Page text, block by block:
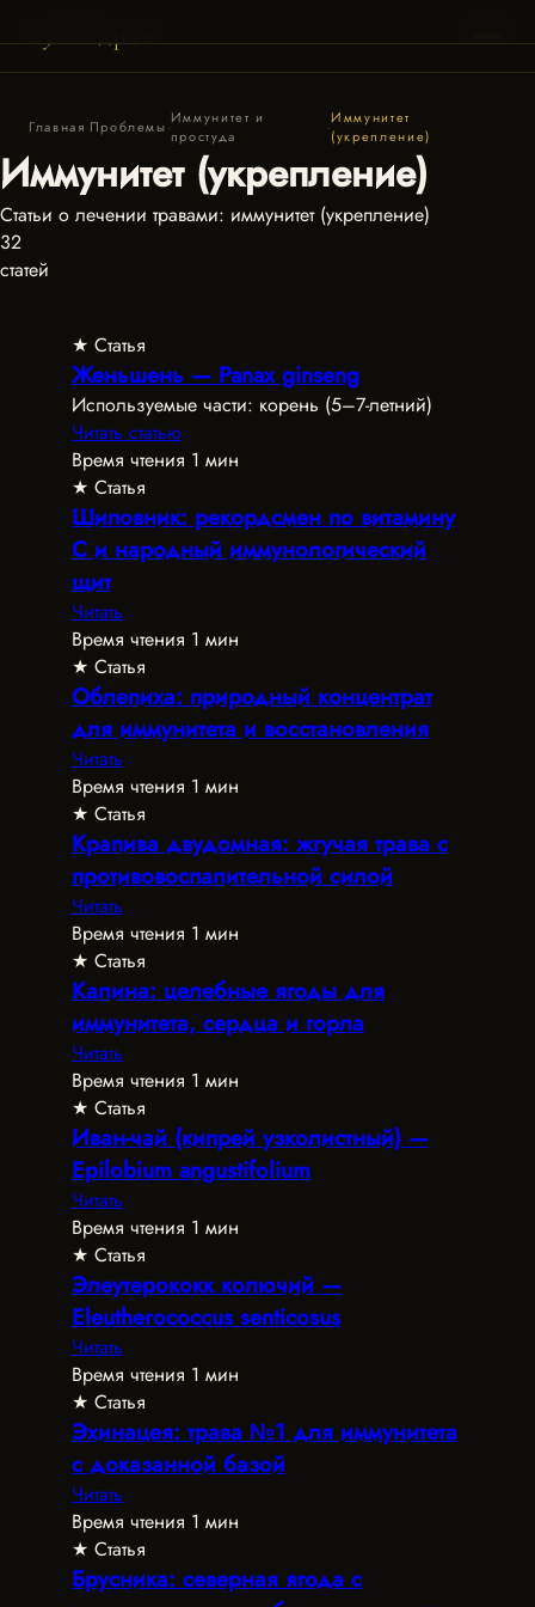
БудьЗдрав
Главная·Проблемы·Иммунитет и
простуда
·Иммунитет
(укрепление)
Иммунитет (укрепление)
Статьи о лечении травами: иммунитет (укрепление)
32
статей
★ Статья
Женьшень — Panax ginseng
Используемые части: корень (5–7-летний)
Читать статью
Время чтения 1 мин
★ Статья
Шиповник: рекордсмен по витамину
C и народный иммунологический
щит
Читать
Время чтения 1 мин
★ Статья
Облепиха: природный концентрат
для иммунитета и восстановления
Читать
Время чтения 1 мин
★ Статья
Крапива двудомная: жгучая трава с
противовоспалительной силой
Читать
Время чтения 1 мин
★ Статья
Калина: целебные ягоды для
иммунитета, сердца и горла
Читать
Время чтения 1 мин
★ Статья
Иван-чай (кипрей узколистный) —
Epilobium angustifolium
Читать
Время чтения 1 мин
★ Статья
Элеутерококк колючий —
Eleutherococcus senticosus
Читать
Время чтения 1 мин
★ Статья
Эхинацея: трава №1 для иммунитета
с доказанной базой
Читать
Время чтения 1 мин
★ Статья
Брусника: северная ягода с
Пагинация
записей